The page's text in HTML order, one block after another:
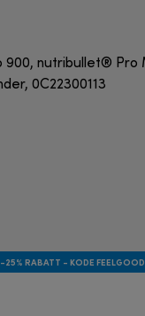
-25% RABATT - KODE FEELGOOD